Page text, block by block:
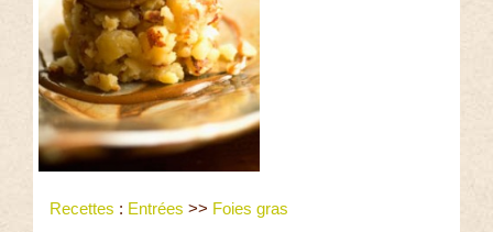
Recettes : Entrées >> Foies gras